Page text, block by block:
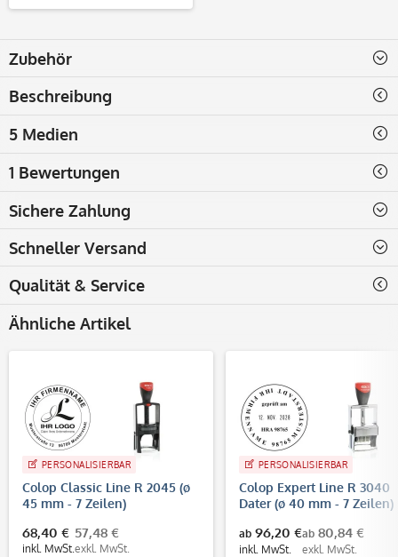
Zubehör
Beschreibung
5 Medien
1 Bewertungen
Sichere Zahlung
Schneller Versand
Qualität & Service
Ähnliche Artikel
PERSONALISIERBAR
Colop Classic Line R 2045 (ø
45 mm - 7 Zeilen)
68,40 €
inkl. MwSt.
57,48 €
exkl. MwSt.
PERSONALISIERBAR
Colop Expert Line R 3040
Dater (ø 40 mm - 7 Zeilen)
ab 96,20 €
inkl. MwSt.
ab 80,84 €
exkl. MwSt.